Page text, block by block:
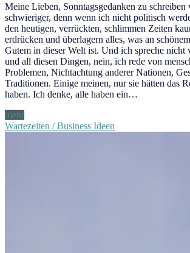
Meine Lieben, Sonntagsgedanken zu
schwieriger, denn wenn ich nicht politisch
den heutigen, verrückten, schlimmen Zeiten
erdrücken und überlagern alles, was an
Gutem in dieser Welt ist. Und ich spreche nicht
und all diesen Dingen, nein, ich rede von
Problemen, Nichtachtung anderer Nationen,
Traditionen. Einige meinen, nur sie hätten das
haben. Ich denke, alle haben ein…
mehrAufbruch
Wartezeiten / Business Ideen